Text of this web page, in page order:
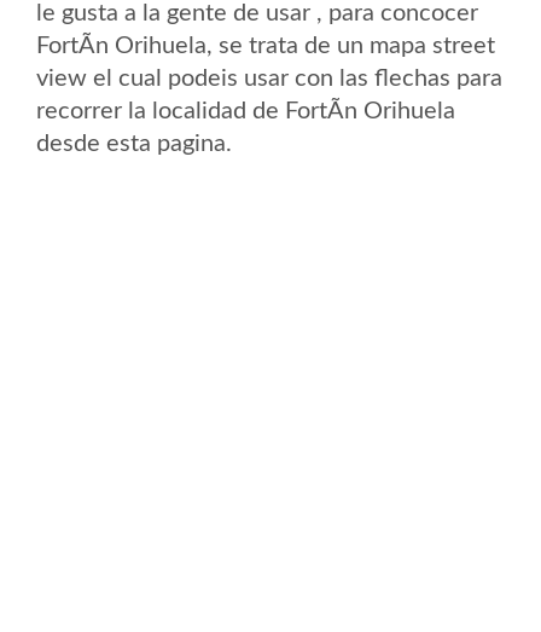
le gusta a la gente de usar , para concocer
FortÃ­n Orihuela, se trata de un mapa street
view el cual podeis usar con las flechas para
recorrer la localidad de FortÃ­n Orihuela
desde esta pagina.